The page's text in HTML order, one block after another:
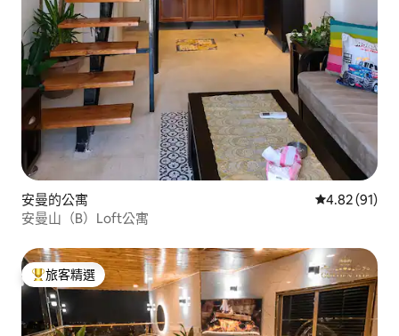
安曼的公寓 從 91 則評價
4.82 (91)
安曼山（B）Loft公寓
旅客精選榜首
旅客精選